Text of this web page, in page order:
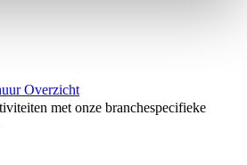
Overzicht
met onze branchespecifieke